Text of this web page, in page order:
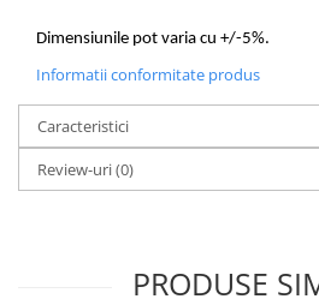
Dimensiunile pot varia cu +/-5%.
Informatii conformitate produs
Caracteristici
Review-uri(0)
PRODUSE